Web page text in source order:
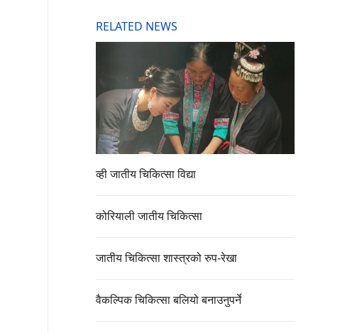
RELATED NEWS
व्ही जातीय चिकित्सा विद्या
कोरियाली जातीय चिकित्सा
जातीय चिकित्सा शास्त्रको रुप-रेखा
वैकल्पिक चिकित्सा बलियो बनाउनुपर्ने